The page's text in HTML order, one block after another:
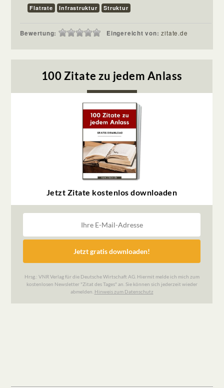
Flatrate
Infrastruktur Struktur
Bewertung: Eingereicht von:zitate.de